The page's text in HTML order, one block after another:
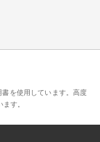
を使用しています。高度
す。